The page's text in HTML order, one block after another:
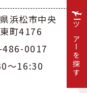
浜松市中央
町4176
0017
〜16:30
ツアーを探す